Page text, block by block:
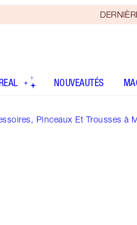
NOUVEAUTÉS
Pinceaux Et Trousses à